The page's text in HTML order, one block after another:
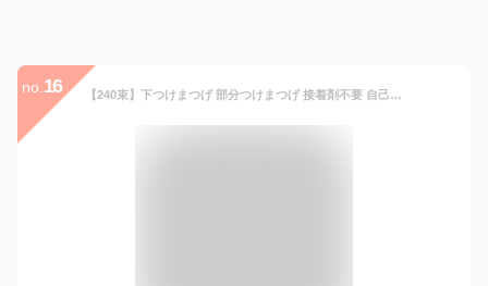
no. 16 【240束】下つけまつげ 部分つけまつげ 接着剤不要 自己粘着 大容量 ナチュラル マツエク セルフ 人気 DIY つけまつ毛 再利用可能 薄化粧 生活化粧 cosplay アイメイク 日常用 初心者